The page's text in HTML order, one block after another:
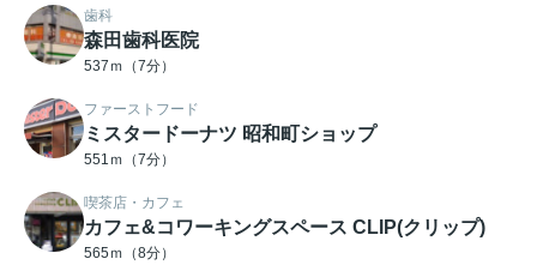
歯科
森田歯科医院
537ｍ（7分）
ファーストフード
ミスタードーナツ 昭和町ショップ
551ｍ（7分）
喫茶店・カフェ
カフェ&コワーキングスペース CLIP(クリップ)
565ｍ（8分）